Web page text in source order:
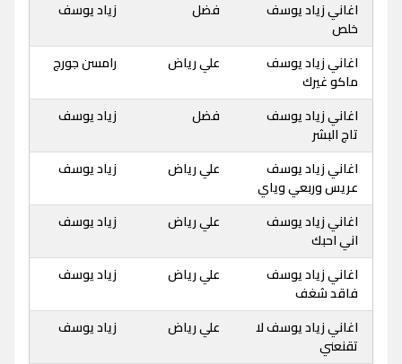
اغاني زياد يوسف
خلص
فضل زياد يوسف
اغاني زياد يوسف
ماكو غيرك
علي رياض رامسن جورج
اغاني زياد يوسف
تاج البشر
فضل زياد يوسف
اغاني زياد يوسف
عريس وربعي وياي
علي رياض زياد يوسف
اغاني زياد يوسف
اني احبك
علي رياض زياد يوسف
اغاني زياد يوسف
فاقد شغف
علي رياض زياد يوسف
اغاني زياد يوسف لا
تقنعني
علي رياض زياد يوسف